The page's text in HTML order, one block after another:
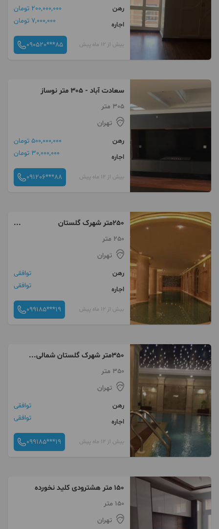
رهن
200,000,000 تومان
اجاره
7,000,000 تومان
بیش از 12 ماه پیش 090520***85
سعادت آباد - ٣٠٥ متر نوساز
305 متر
تهران
رهن
500,000,000 تومان
اجاره
30,000,000 تومان
بیش از 12 ماه پیش 091206***88
250متر شهرک گلستان
شمالی..نوساز
250 متر
تهران
رهن
توافقی
اجاره
توافقی
بیش از 12 ماه پیش 099185***19
350متر شهرک گلستان شمالی...
350 متر
تهران
رهن
توافقی
اجاره
توافقی
بیش از 12 ماه پیش 099185***19
150 متر هشترودی کلید نخورده
150 متر
تهران